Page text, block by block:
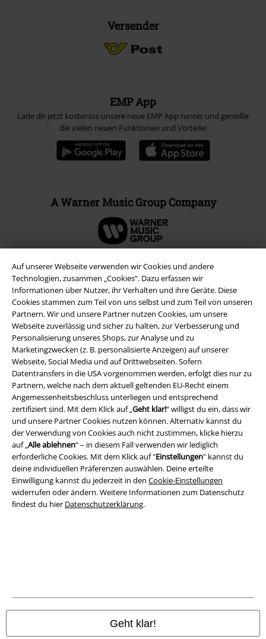
Auf unserer Webseite verwenden wir Cookies und andere
Technologien, zusammen „Cookies“. Dazu erfassen wir
Informationen über Nutzer, ihr Verhalten und ihre Geräte. Diese
Cookies stammen zum Teil von uns selbst und zum Teil von unseren
Partnern. Wir und unsere Partner nutzen Cookies, um unsere
Webseite zuverlässig und sicher zu halten, zur Verbesserung und
Personalisierung unseres Shops, zur Analyse und zu
Marketingzwecken (z. B. personalisierte Anzeigen) auf unserer
Webseite, Social Media und auf Drittwebseiten. Sofern
Datentransfers in die USA vorgenommen werden, erfolgt dies nur zu
Partnern, welche nach dem aktuell geltenden EU-Recht einem
Angemessenheitsbeschluss unterliegen und entsprechend
zertifiziert sind. Mit dem Klick auf „ Geht klar!“ willigst du ein, dass wir
und unsere Partner Cookies nutzen können. Alternativ kannst du
der Verwendung von Cookies auch nicht zustimmen, klicke hierzu
auf „ Alle ablehnen“ – in diesem Fall verwenden wir lediglich
erforderliche Cookies. Mit dem Klick auf "Einstellungen" kannst du
deine individuellen Präferenzen auswählen. Deine erteilte
Einwilligung kannst du jederzeit in den Cookie-Einstellungen
widerrufen oder ändern. Weitere Informationen zum Datenschutz
findest du hier Datenschutzerklärung.
Geht klar!
Versender
EMP App
Lade dir jetzt kostenlos unsere neue EMP App runter und genieße
die vielen neuen Funktionen und Vorteile!
A Warner Music Group Company
Rechtliches
AGB
Impressum
Datenschutz
Entsorgung und Umweltschutz
Konformitätserklärung
Alle Preise inkl. gesetzlicher Mehrwertsteuer, zzgl.Versandkosten
© 1986-2026 E.M.P. Merchandising HGmbH